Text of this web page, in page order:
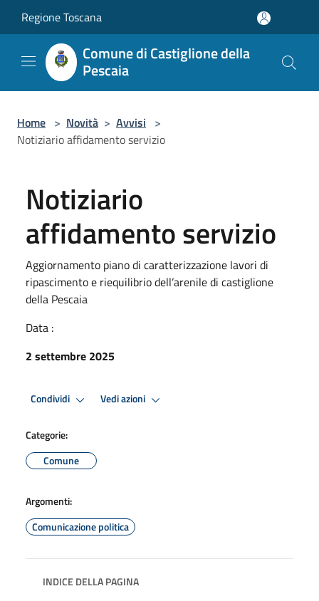
Regione Toscana
Comune di Castiglione della
Pescaia
Home > Novità > Avvisi >
Notiziario affidamento servizio
Notiziario
affidamento servizio
Aggiornamento piano di caratterizzazione lavori di
ripascimento e riequilibrio dell’arenile di castiglione
della Pescaia
Data :
2 settembre 2025
Condividi Vedi azioni
Categorie:
Comune
Argomenti:
Comunicazione politica
INDICE DELLA PAGINA